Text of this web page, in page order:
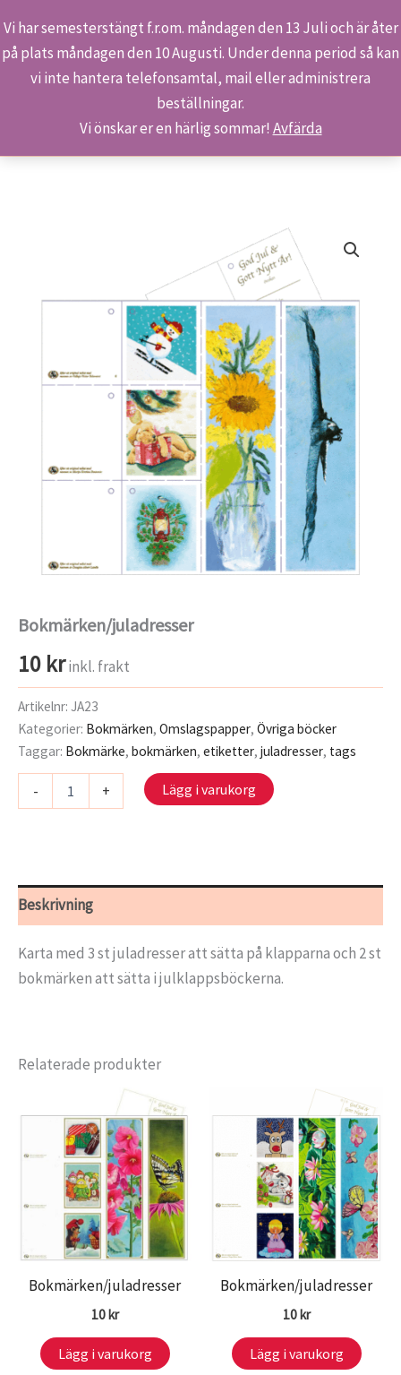
Vi har semesterstängt f.r.om. måndagen den 13 Juli och är åter
på plats måndagen den 10 Augusti. Under denna period så kan
vi inte hantera telefonsamtal, mail eller administrera
beställningar.
Vi önskar er en härlig sommar! Avfärda
Hoppa
Sök
Hem Butiken Produkter Bokmärken/juladresser
Bokmärken/juladresser
10 krinkl. frakt
Artikelnr: JA23
Kategorier: Bokmärken, Omslagspapper, Övriga böcker
Taggar: Bokmärke, bokmärken, etiketter, juladresser, tags
-
mängd
+ Lägg i varukorg
Beskrivning
Karta med 3 st juladresser att sätta på klapparna och 2 st
bokmärken att sätta i julklappsböckerna.
Relaterade produkter
Bokmärken/juladresser
10kr
Lägg i varukorg
Bokmärken/juladresser
10kr
Lägg i varukorg